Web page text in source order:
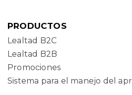
PRODUCTOS
Lealtad B2C
Lealtad B2B
Promociones
Sistema para el manejo del